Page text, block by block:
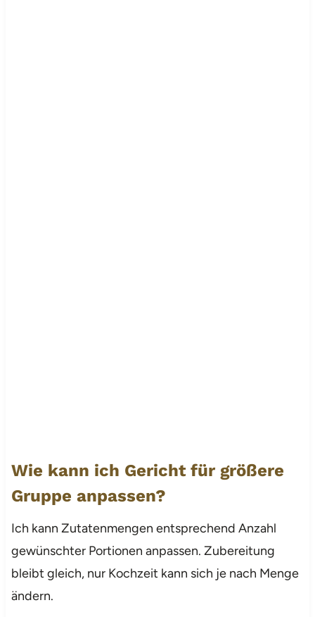
Wie kann ich Gericht für größere
Gruppe anpassen?
Ich kann Zutatenmengen entsprechend Anzahl
gewünschter Portionen anpassen. Zubereitung
bleibt gleich, nur Kochzeit kann sich je nach Menge
ändern.